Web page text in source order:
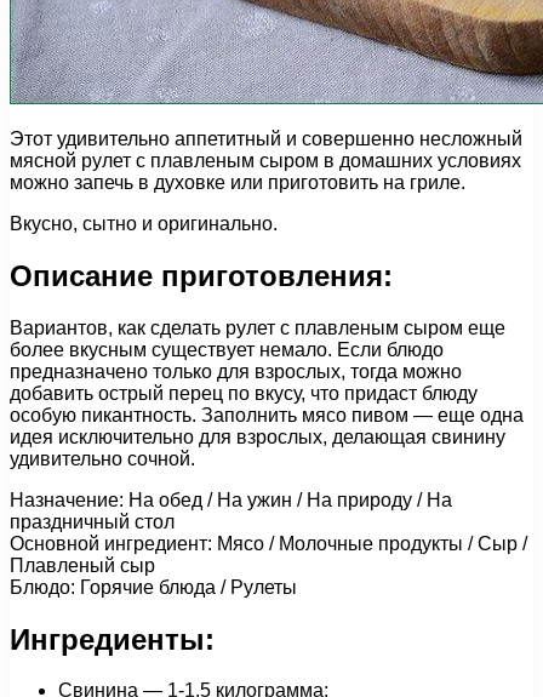
Этот удивительно аппетитный и совершенно несложный
мясной рулет с плавленым сыром в домашних условиях
можно запечь в духовке или приготовить на гриле.
Вкусно, сытно и оригинально.
Описание приготовления:
Вариантов, как сделать рулет с плавленым сыром еще
более вкусным существует немало. Если блюдо
предназначено только для взрослых, тогда можно
добавить острый перец по вкусу, что придаст блюду
особую пикантность. Заполнить мясо пивом — еще одна
идея исключительно для взрослых, делающая свинину
удивительно сочной.
Назначение: На обед / На ужин / На природу / На
праздничный стол
Основной ингредиент: Мясо / Молочные продукты / Сыр /
Плавленый сыр
Блюдо: Горячие блюда / Рулеты
Ингредиенты:
Свинина — 1-1.5 килограмма;